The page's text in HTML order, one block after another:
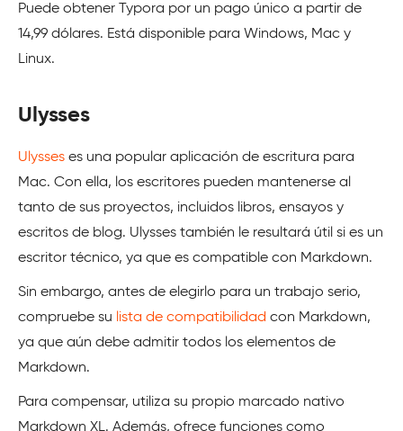
Puede obtener Typora por un pago único a partir de
14,99 dólares. Está disponible para Windows, Mac y
Linux.
Ulysses
Ulysses es una popular aplicación de escritura para
Mac. Con ella, los escritores pueden mantenerse al
tanto de sus proyectos, incluidos libros, ensayos y
escritos de blog. Ulysses también le resultará útil si es un
escritor técnico, ya que es compatible con Markdown.
Sin embargo, antes de elegirlo para un trabajo serio,
compruebe su lista de compatibilidad con Markdown,
ya que aún debe admitir todos los elementos de
Markdown.
Para compensar, utiliza su propio marcado nativo
Markdown XL. Además, ofrece funciones como